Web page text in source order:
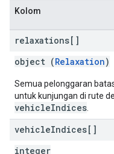
Kolom
relaxations[]
object (Relaxation)
Semua pelonggaran
untuk kunjungan di rute
vehicleIndices
vehicleIndices[]
integer